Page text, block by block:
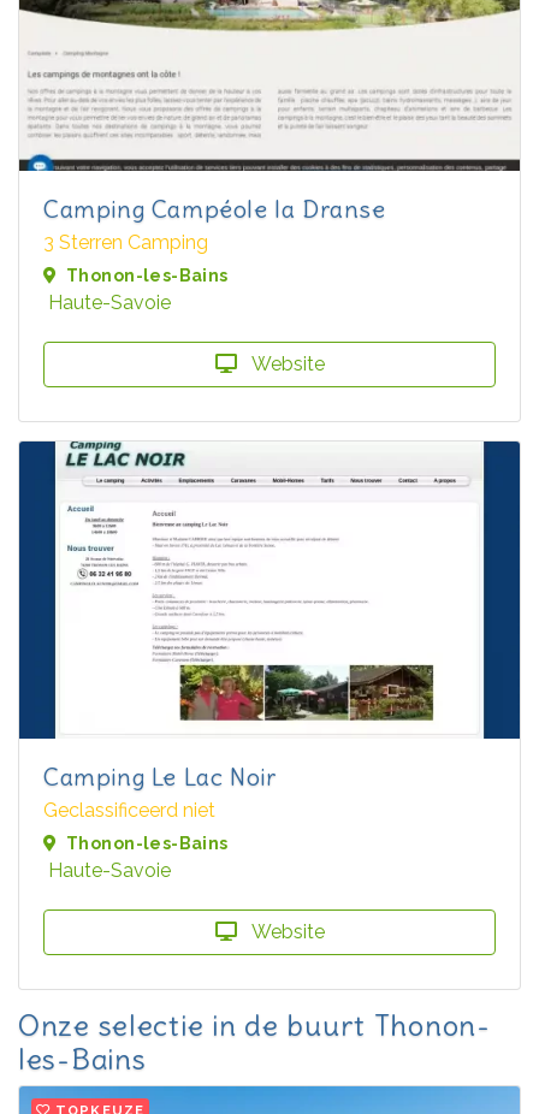
Camping Campéole la Dranse
3 Sterren Camping
Thonon-les-Bains
Haute-Savoie
Website
Camping Le Lac Noir
Geclassificeerd niet
Thonon-les-Bains
Haute-Savoie
Website
Onze selectie in de buurt Thonon-
les-Bains
TOPKEUZE